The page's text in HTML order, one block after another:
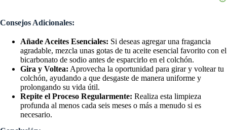
Consejos Adicionales:
Añade Aceites Esenciales: Si deseas agregar una fragancia
agradable, mezcla unas gotas de tu aceite esencial favorito con el
bicarbonato de sodio antes de esparcirlo en el colchón.
Gira y Voltea: Aprovecha la oportunidad para girar y voltear tu
colchón, ayudando a que desgaste de manera uniforme y
prolongando su vida útil.
Repite el Proceso Regularmente: Realiza esta limpieza
profunda al menos cada seis meses o más a menudo si es
necesario.